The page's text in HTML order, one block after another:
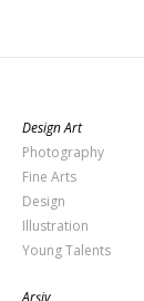
Design Art
Photography
Fine Arts
Design
Illustration
Young Talents
Arşiv